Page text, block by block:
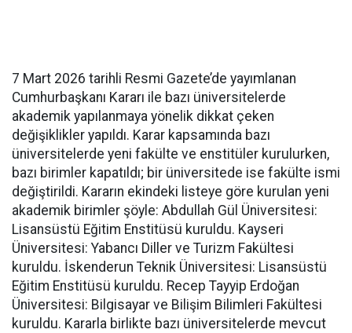
7 Mart 2026 tarihli Resmi Gazete’de yayımlanan
Cumhurbaşkanı Kararı ile bazı üniversitelerde
akademik yapılanmaya yönelik dikkat çeken
değişiklikler yapıldı. Karar kapsamında bazı
üniversitelerde yeni fakülte ve enstitüler kurulurken,
bazı birimler kapatıldı; bir üniversitede ise fakülte ismi
değiştirildi. Kararın ekindeki listeye göre kurulan yeni
akademik birimler şöyle: Abdullah Gül Üniversitesi:
Lisansüstü Eğitim Enstitüsü kuruldu. Kayseri
Üniversitesi: Yabancı Diller ve Turizm Fakültesi
kuruldu. İskenderun Teknik Üniversitesi: Lisansüstü
Eğitim Enstitüsü kuruldu. Recep Tayyip Erdoğan
Üniversitesi: Bilgisayar ve Bilişim Bilimleri Fakültesi
kuruldu. Kararla birlikte bazı üniversitelerde mevcut